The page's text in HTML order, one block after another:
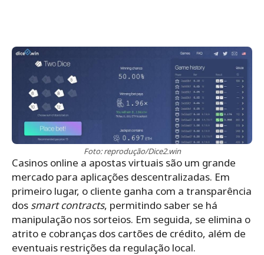
Foto: reprodução/Dice2.win
Casinos online a apostas virtuais são um grande
mercado para aplicações descentralizadas. Em
primeiro lugar, o cliente ganha com a transparência
dos smart contracts, permitindo saber se há
manipulação nos sorteios. Em seguida, se elimina o
atrito e cobranças dos cartões de crédito, além de
eventuais restrições da regulação local.